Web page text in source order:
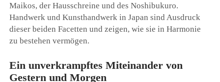
Maikos, der Hausschreine und des Noshibukuro.
Handwerk und Kunsthandwerk in Japan sind Ausdruck
dieser beiden Facetten und zeigen, wie sie in Harmonie
zu bestehen vermögen.
Ein unverkrampftes Miteinander von
Gestern und Morgen